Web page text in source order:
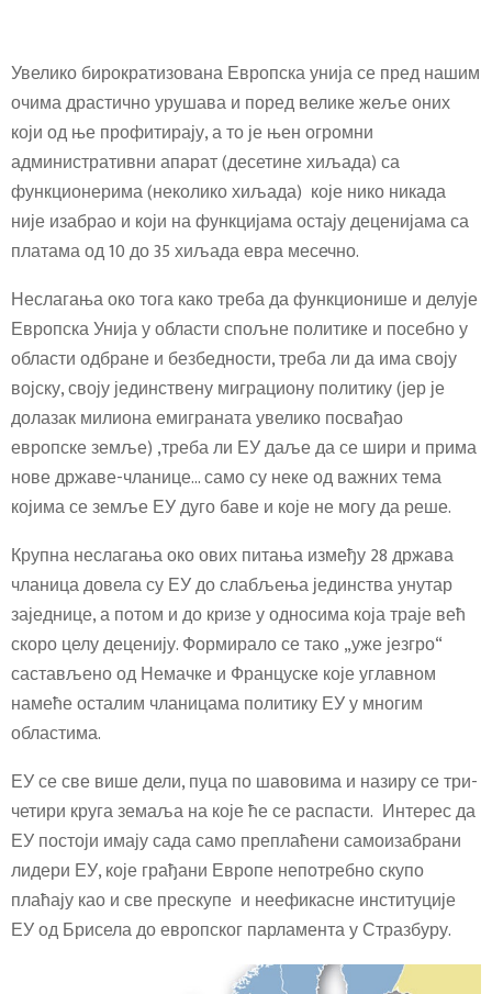
Увелико бирократизована Европска унија се пред нашим
очима драстично урушава и поред велике жеље оних
који од ње профитирају, а то је њен огромни
административни апарат (десетине хиљада) са
функционерима (неколико хиљада) које нико никада
није изабрао и који на функцијама остају деценијама са
платама од 10 до 35 хиљада евра месечно.
Неслагања око тога како треба да функционише и делује
Европска Унија у области спољне политике и посебно у
области одбране и безбедности, треба ли да има своју
војску, своју јединствену миграциону политику (јер је
долазак милиона емиграната увелико посвађао
европске земље) ,треба ли ЕУ даље да се шири и прима
нове државе-чланице… само су неке од важних тема
којима се земље ЕУ дуго баве и које не могу да реше.
Крупна неслагања око ових питања између 28 држава
чланица довела су ЕУ до слабљења јединства унутар
заједнице, а потом и до кризе у односима која траје већ
скоро целу деценију. Формирало се тако „уже језгро“
састављено од Немачке и Француске које углавном
намеће осталим чланицама политику ЕУ у многим
областима.
ЕУ се све више дели, пуца по шавовима и назиру се три-
четири круга земаља на које ће се распасти. Интерес да
ЕУ постоји имају сада само преплаћени самоизабрани
лидери ЕУ, које грађани Европе непотребно скупо
плаћају као и све прескупе и неефикасне институције
ЕУ од Брисела до европског парламента у Стразбуру.